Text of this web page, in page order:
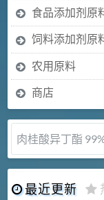
食品添加剂原
饲料添加剂原
农用原料
商店
肉桂酸异丁酯
最近更新